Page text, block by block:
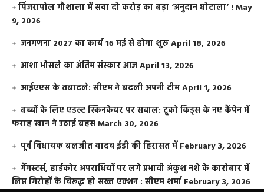
​पिंजरापोल गौशाला में सवा दो करोड़ का बड़ा ‘अनुदान घोटाला’ !May
9, 2026
जनगणना 2027 का कार्य 16 मई से होगा शुरूApril 18, 2026
आशा भोसले का अंतिम संस्कार आजApril 13, 2026
आईएएस के तबादले: सीएम ने बदली अपनी टीमApril 1, 2026
बच्चों के लिए एडल्ट स्किनकेयर पर सवाल: टूको किड्स के नए कैंपेन में
फराह खान ने उठाई बहसMarch 30, 2026
पूर्व विधायक बलजीत यादव ईडी की हिरासत में February 3, 2026
गैंगस्टर्स, हार्डकोर अपराधियों पर लगे प्रभावी अंकुश नशे के कारोबार में
लिप्त गिरोहों के विरूद्ध हो सख्त एक्शन : सीएम शर्मा February 3, 2026